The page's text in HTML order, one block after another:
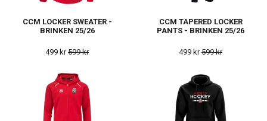
CCM LOCKER SWEATER -
BRINKEN 25/26
499 kr599 kr
CCM TAPERED LOCKER
PANTS - BRINKEN 25/26
499 kr599 kr